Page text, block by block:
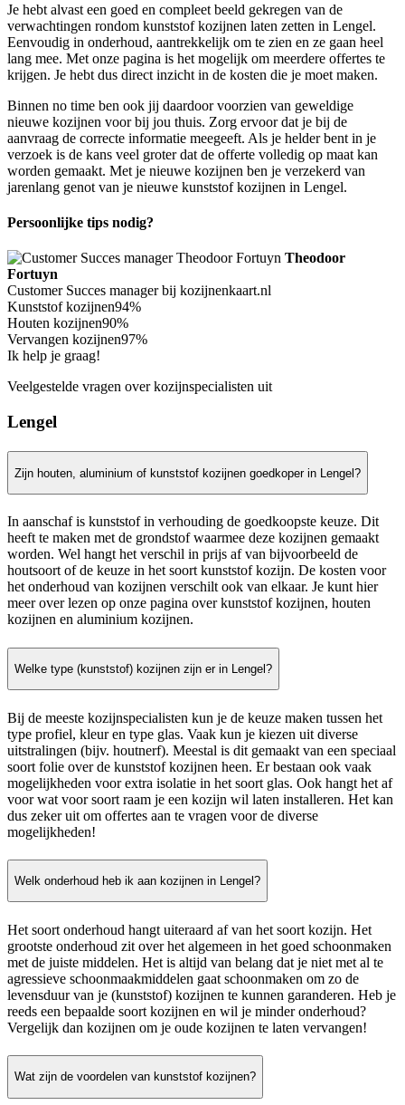
Je hebt alvast een goed en compleet beeld gekregen van de
verwachtingen rondom kunststof kozijnen laten zetten in Lengel.
Eenvoudig in onderhoud, aantrekkelijk om te zien en ze gaan heel
lang mee. Met onze pagina is het mogelijk om meerdere offertes te
krijgen. Je hebt dus direct inzicht in de kosten die je moet maken.
Binnen no time ben ook jij daardoor voorzien van geweldige
nieuwe kozijnen voor bij jou thuis. Zorg ervoor dat je bij de
aanvraag de correcte informatie meegeeft. Als je helder bent in je
verzoek is de kans veel groter dat de offerte volledig op maat kan
worden gemaakt. Met je nieuwe kozijnen ben je verzekerd van
jarenlang genot van je nieuwe kunststof kozijnen in Lengel.
Persoonlijke tips nodig?
Theodoor
Fortuyn
Customer Succes manager bij kozijnenkaart.nl
Kunststof kozijnen94%
Houten kozijnen90%
Vervangen kozijnen97%
Ik help je graag!
Veelgestelde vragen over kozijnspecialisten uit
Lengel
Zijn houten, aluminium of kunststof kozijnen goedkoper in Lengel?
In aanschaf is kunststof in verhouding de goedkoopste keuze. Dit
heeft te maken met de grondstof waarmee deze kozijnen gemaakt
worden. Wel hangt het verschil in prijs af van bijvoorbeeld de
houtsoort of de keuze in het soort kunststof kozijn. De kosten voor
het onderhoud van kozijnen verschilt ook van elkaar. Je kunt hier
meer over lezen op onze pagina over kunststof kozijnen, houten
kozijnen en aluminium kozijnen.
Welke type (kunststof) kozijnen zijn er in Lengel?
Bij de meeste kozijnspecialisten kun je de keuze maken tussen het
type profiel, kleur en type glas. Vaak kun je kiezen uit diverse
uitstralingen (bijv. houtnerf). Meestal is dit gemaakt van een speciaal
soort folie over de kunststof kozijnen heen. Er bestaan ook vaak
mogelijkheden voor extra isolatie in het soort glas. Ook hangt het af
voor wat voor soort raam je een kozijn wil laten installeren. Het kan
dus zeker uit om offertes aan te vragen voor de diverse
mogelijkheden!
Welk onderhoud heb ik aan kozijnen in Lengel?
Het soort onderhoud hangt uiteraard af van het soort kozijn. Het
grootste onderhoud zit over het algemeen in het goed schoonmaken
met de juiste middelen. Het is altijd van belang dat je niet met al te
agressieve schoonmaakmiddelen gaat schoonmaken om zo de
levensduur van je (kunststof) kozijnen te kunnen garanderen. Heb je
reeds een bepaalde soort kozijnen en wil je minder onderhoud?
Vergelijk dan kozijnen om je oude kozijnen te laten vervangen!
Wat zijn de voordelen van kunststof kozijnen?